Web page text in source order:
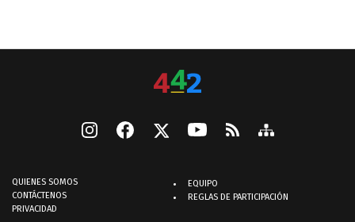
QUIENES SOMOS
CONTÁCTENOS
PRIVACIDAD
EQUIPO
REGLAS DE PARTICIPACIÓN